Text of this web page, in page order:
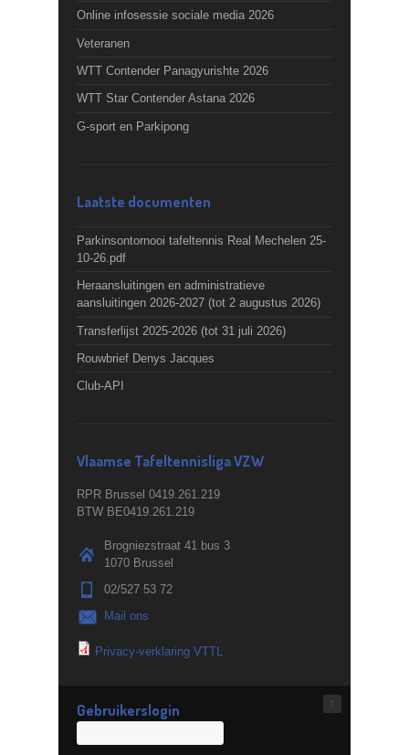
Online infosessie sociale media 2026
Veteranen
WTT Contender Panagyurishte 2026
WTT Star Contender Astana 2026
G-sport en Parkipong
Laatste documenten
Parkinsontornooi tafeltennis Real Mechelen 25-
10-26.pdf
Heraansluitingen en administratieve
aansluitingen 2026-2027 (tot 2 augustus 2026)
Transferlijst 2025-2026 (tot 31 juli 2026)
Rouwbrief Denys Jacques
Club-API
Vlaamse Tafeltennisliga VZW
RPR Brussel 0419.261.219
BTW BE0419.261.219
Brogniezstraat 41 bus 3
1070 Brussel
02/527 53 72
Mail ons
Privacy-verklaring VTTL
↑
Gebruikerslogin